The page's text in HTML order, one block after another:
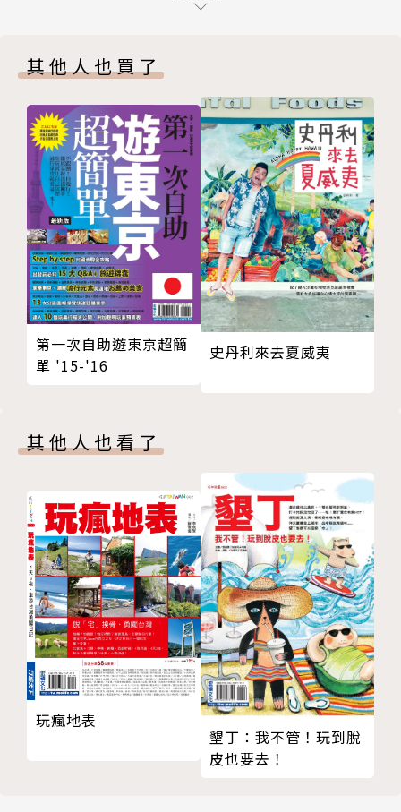
◆說走就走，旅行計畫一次搞定
「台北捷運全路線」＋「機場捷運」＋YouBike，歸
納6大旅遊特色，實地網羅各站景點、店家，讓初認識
台北or想再一次認識台北的你，自由穿梭城市和近郊
之間，體驗最台北風格的旅行航線，搭上四通八達的捷
運列車，即使是忙碌一星期之後的週末小假期，旅行也
能說走就走！
作者簡介
城市旅遊編輯部
這些，都是台灣城市/郊區景象的縮影。
還沒見過的城市風景、總是錯過的城市角落，原來就在
生活轉瞬之間，試著翻開書按圖索驥，跟隨心中的指標
前進，台灣，走出了家門，就在旅行的路上。
相關著作:《台北捷運小旅行【5線暢通版】：踏青趣
+賞藝史+衝尋寶+老城遊+閒逛街，半日x單日悠遊提
案》
大直站
西湖站
．學學文創
．西湖市場
文德站
．碧湖公園
．郭子儀紀念堂
大湖公園站
．大湖公園
文湖線半日旅行程
文湖線單日旅行程
板南線 Bannan Line
國父紀念館站
忠孝敦化站
．敦南誠品
忠孝復興站
．東區商圈
忠孝新生站
．華山1914文化創意產業園區
善導寺站
．阜杭豆漿
西門站
．西門町
其他人也買了
第一次自助遊東京超簡
單 '15-'16
史丹利來去夏威夷
其他人也看了
玩瘋地表
墾丁：我不管！玩到脫
皮也要去！